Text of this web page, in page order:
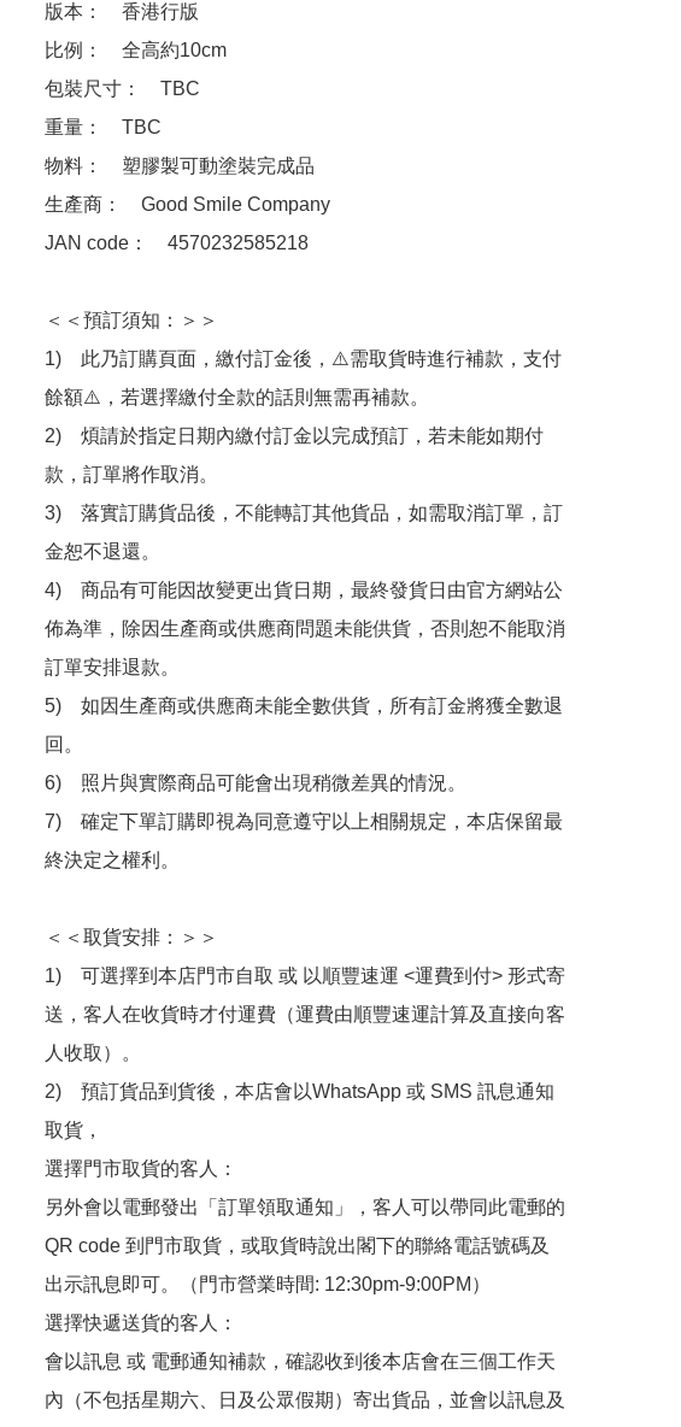
版本：　香港行版
比例：　全高約10cm
包裝尺寸：　TBC
重量：　TBC
物料：　塑膠製可動塗裝完成品
生產商：　Good Smile Company
JAN code：　4570232585218
＜＜預訂須知：＞＞
1)　此乃訂購頁面，繳付訂金後，⚠️需取貨時進行補款，支付
餘額⚠️，若選擇繳付全款的話則無需再補款。
2)　煩請於指定日期內繳付訂金以完成預訂，若未能如期付
款，訂單將作取消。
3)　落實訂購貨品後，不能轉訂其他貨品，如需取消訂單，訂
金恕不退還。
4)　商品有可能因故變更出貨日期，最終發貨日由官方網站公
佈為準，除因生產商或供應商問題未能供貨，否則恕不能取消
訂單安排退款。
5)　如因生產商或供應商未能全數供貨，所有訂金將獲全數退
回。
6)　照片與實際商品可能會出現稍微差異的情況。
7)　確定下單訂購即視為同意遵守以上相關規定，本店保留最
終決定之權利。
＜＜取貨安排：＞＞
1)　可選擇到本店門市自取 或 以順豐速運 <運費到付> 形式寄
送，客人在收貨時才付運費（運費由順豐速運計算及直接向客
人收取）。
2)　預訂貨品到貨後，本店會以WhatsApp 或 SMS 訊息通知
取貨，
選擇門市取貨的客人：
另外會以電郵發出「訂單領取通知」，客人可以帶同此電郵的
QR code 到門市取貨，或取貨時說出閣下的聯絡電話號碼及
出示訊息即可。（門市營業時間: 12:30pm-9:00PM）
選擇快遞送貨的客人：
會以訊息 或 電郵通知補款，確認收到後本店會在三個工作天
內（不包括星期六、日及公眾假期）寄出貨品，並會以訊息及